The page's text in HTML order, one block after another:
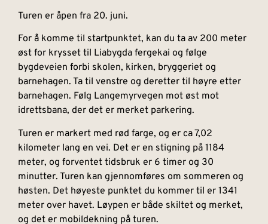
Turen er åpen fra 20. juni.
For å komme til startpunktet, kan du ta av 200 meter
øst for krysset til Liabygda fergekai og følge
bygdeveien forbi skolen, kirken, bryggeriet og
barnehagen. Ta til venstre og deretter til høyre etter
barnehagen. Følg Langemyrvegen mot øst mot
idrettsbana, der det er merket parkering.
Turen er markert med rød farge, og er ca 7,02
kilometer lang en vei. Det er en stigning på 1184
meter, og forventet tidsbruk er 6 timer og 30
minutter. Turen kan gjennomføres om sommeren og
høsten. Det høyeste punktet du kommer til er 1341
meter over havet. Løypen er både skiltet og merket,
og det er mobildekning på turen.